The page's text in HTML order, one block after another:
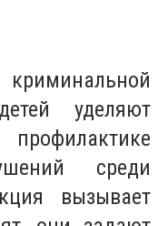
уделяют
среди
вызывает